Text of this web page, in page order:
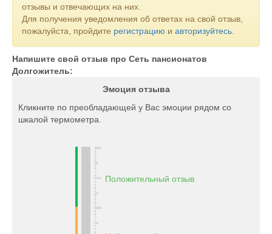
отзывы и отвечающих на них.
Для получения уведомления об ответах на свой отзыв,
пожалуйста, пройдите регистрацию и авторизуйтесь
Напишите свой отзыв про Сеть пансионатов
Долгожитель:
Эмоция отзыва
Кликните по преобладающей у Вас эмоции рядом со
шкалой термометра.
Положительный отзыв